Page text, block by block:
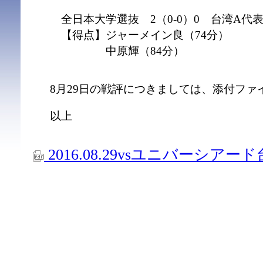
全日本大学選抜 2（0-0）0 台湾A代表
【得点】ジャーメイン良（74分）
中原輝（84分）
8月29日の戦評につきましては、添付ファ
以上
2016.08.29vsユニバーシアー